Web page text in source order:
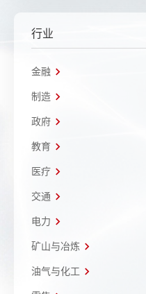
行业
金融
制造
政府
教育
医疗
交通
电力
矿山与冶炼
油气与化工